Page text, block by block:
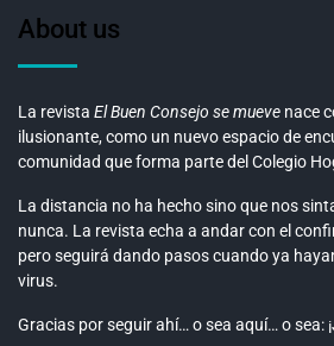
About us
La revista El Buen Consejo se mueve nace
ilusionante, como un nuevo espacio de
comunidad que forma parte del Colegio
La distancia no ha hecho sino que nos
nunca. La revista echa a andar con el
pero seguirá dando pasos cuando ya
virus.
Gracias por seguir ahí… o sea aquí… o sea: